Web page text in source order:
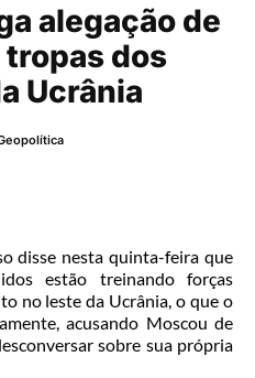
alegação de
dos
Ucrânia
disse nesta quinta-feira que
estão treinando forças
no leste da Ucrânia, o que o
acusando Moscou de
sobre sua própria